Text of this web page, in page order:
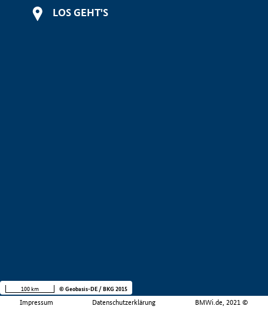
LOS GEHT'S
Impressum Datenschutzerklärung BMWi.de, 2021 ©
100 km © Geobasis-DE / BKG 2015